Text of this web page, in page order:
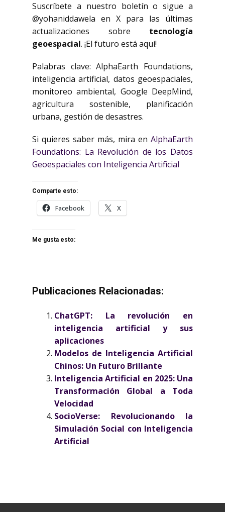
Suscríbete a nuestro boletín o sigue a
@yohaniddawela en X para las últimas
actualizaciones sobre tecnología
geoespacial. ¡El futuro está aquí!
Palabras clave: AlphaEarth Foundations,
inteligencia artificial, datos geoespaciales,
monitoreo ambiental, Google DeepMind,
agricultura sostenible, planificación
urbana, gestión de desastres.
Si quieres saber más, mira en AlphaEarth
Foundations: La Revolución de los Datos
Geoespaciales con Inteligencia Artificial
Comparte esto:
Facebook X
Me gusta esto:
Publicaciones Relacionadas:
ChatGPT: La revolución en
inteligencia artificial y sus
aplicaciones
Modelos de Inteligencia Artificial
Chinos: Un Futuro Brillante
Inteligencia Artificial en 2025: Una
Transformación Global a Toda
Velocidad
SocioVerse: Revolucionando la
Simulación Social con Inteligencia
Artificial